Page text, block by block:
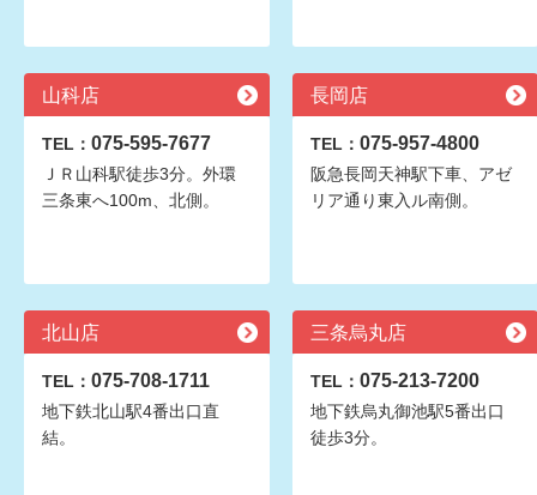
山科店
TEL： 075-595-7677
ＪＲ山科駅徒歩3分。外環
三条東へ100m、北側。
長岡店
TEL： 075-957-4800
阪急長岡天神駅下車、アゼ
リア通り東入ル南側。
北山店
TEL： 075-708-1711
地下鉄北山駅4番出口直
結。
三条烏丸店
TEL： 075-213-7200
地下鉄烏丸御池駅5番出口
徒歩3分。